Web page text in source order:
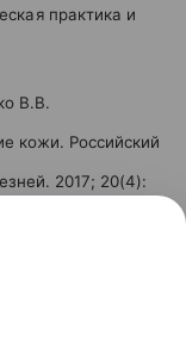
практика и
В.В.
кожи. Российский
2017; 20(4):